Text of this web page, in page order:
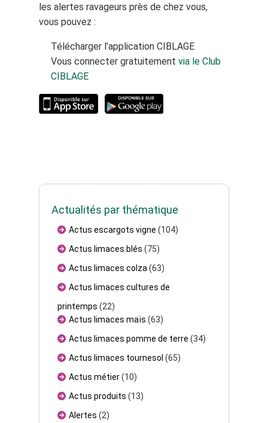
les alertes ravageurs près de chez vous,
vous pouvez :
Télécharger l’application CIBLAGE
Vous connecter gratuitement via le Club
CIBLAGE
Actualités par thématique
Actus escargots vigne (104)
Actus limaces blés (75)
Actus limaces colza (63)
Actus limaces cultures de
printemps (22)
Actus limaces maïs (63)
Actus limaces pomme de terre (34)
Actus limaces tournesol (65)
Actus métier(10)
Actus produits (13)
Alertes (2)